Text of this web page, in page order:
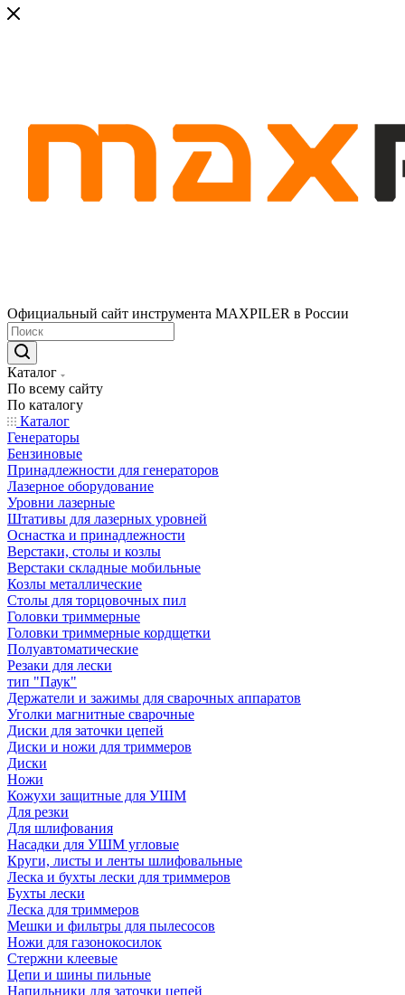
Официальный сайт инструмента MAXPILER в России
Каталог
По всему сайту
По каталогу
Каталог
Генераторы
Бензиновые
Принадлежности для генераторов
Лазерное оборудование
Уровни лазерные
Штативы для лазерных уровней
Оснастка и принадлежности
Верстаки, столы и козлы
Верстаки складные мобильные
Козлы металлические
Столы для торцовочных пил
Головки триммерные
Головки триммерные кордщетки
Полуавтоматические
Резаки для лески
тип "Паук"
Держатели и зажимы для сварочных аппаратов
Уголки магнитные сварочные
Диски для заточки цепей
Диски и ножи для триммеров
Диски
Ножи
Кожухи защитные для УШМ
Для резки
Для шлифования
Насадки для УШМ угловые
Круги, листы и ленты шлифовальные
Леска и бухты лески для триммеров
Бухты лески
Леска для триммеров
Мешки и фильтры для пылесосов
Ножи для газонокосилок
Стержни клеевые
Цепи и шины пильные
Напильники для заточки цепей